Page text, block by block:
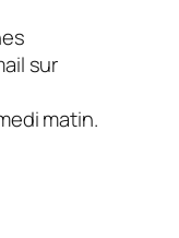
sur
matin.